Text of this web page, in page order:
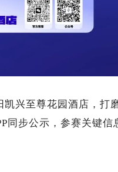
兴至尊花园酒店，打
同步公示，参赛关键信